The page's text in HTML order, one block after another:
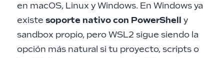
en macOS, Linux y Windows. En Windows ya
existe soporte nativo con PowerShell y
sandbox propio, pero WSL2 sigue siendo la
opción más natural si tu proyecto, scripts o